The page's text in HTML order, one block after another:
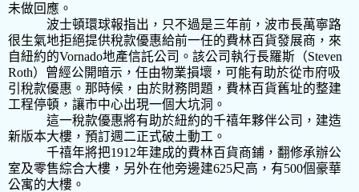
未做回應。
波士頓環球報指出，只不過是三年前，波市長萬寧路
很生氣地拒絕提供稅款優惠給前一任的費林百貨發展商，來
自紐約的Vornado地產信託公司。該公司執行長羅斯（Steven
Roth）曾經公開暗示，任由物業損壞，可能有助於從市府吸
引稅款優惠。那時候，由於財務問題，費林百貨舊址的整建
工程停頓，讓市中心出現一個大坑洞。
這一稅款優惠將有助於紐約的千禧年夥伴公司，建造
新版本大樓，預訂週二正式破土動工。
千禧年將把1912年建成的費林百貨商鋪，翻修承辦公
室及零售綜合大樓，另外在他旁邊建625尺高，有500個豪華
公寓的大樓。